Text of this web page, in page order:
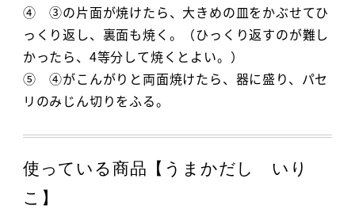
④ ③の片面が焼けたら、大きめの皿をかぶせてひ
っくり返し、裏面も焼く。（ひっくり返すのが難し
かったら、4等分して焼くとよい。）
⑤ ④がこんがりと両面焼けたら、器に盛り、パセ
リのみじん切りをふる。
使っている商品【うまかだし いり
こ】